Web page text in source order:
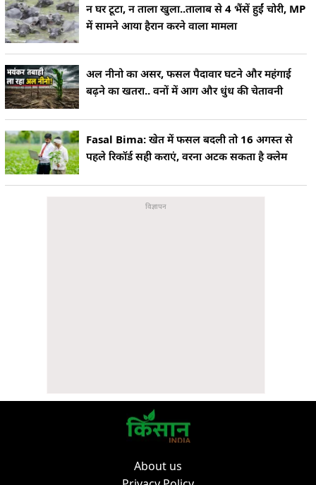
न घर टूटा, न ताला खुला..तालाब से 4 भैंसें हुईं चोरी, MP
में सामने आया हैरान करने वाला मामला
अल नीनो का असर, फसल पैदावार घटने और महंगाई
बढ़ने का खतरा.. वनों में आग और धुंध की चेतावनी
Fasal Bima: खेत में फसल बदली तो 16 अगस्त से
पहले रिकॉर्ड सही कराएं, वरना अटक सकता है क्लेम
About us